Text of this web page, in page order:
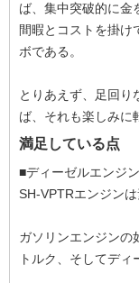
ば、集中突破的に金
間暇とコストを掛け
ボである。
とりあえず、足回り
ば、それも楽しみに
満足している点
■ディーゼルエンジ
SH-VPTRエンジンは
ガソリンエンジンの
トルク、そしてディ